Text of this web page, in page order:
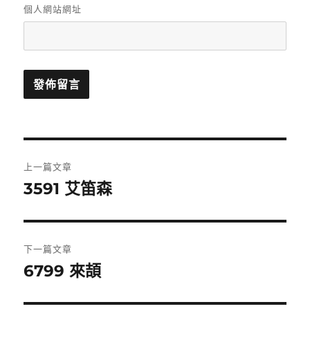
個人網站網址
章
覽
上一篇文章
上
篇
文
章:
3591 艾笛森
下一篇文章
下
篇
6799 來頡